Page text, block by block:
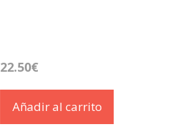
22.50€
Añadir al carrito